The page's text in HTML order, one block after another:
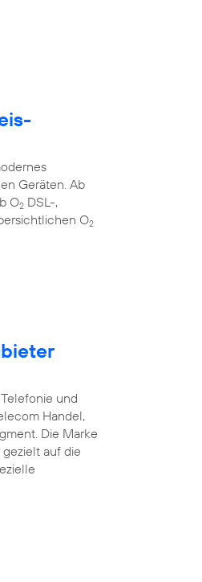
Geräten. Ab
O2 DSL-,
O2
und
Handel,
Die Marke
auf die